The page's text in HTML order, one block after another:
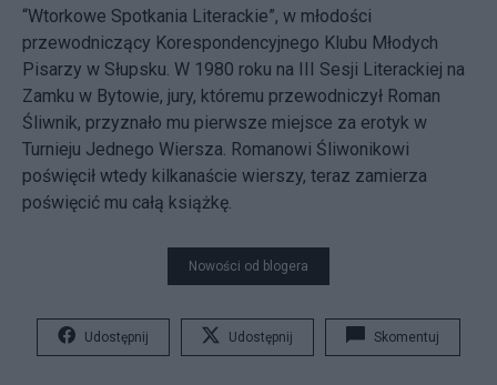
“Wtorkowe Spotkania Literackie”, w młodości
przewodniczący Korespondencyjnego Klubu Młodych
Pisarzy w Słupsku. W 1980 roku na III Sesji Literackiej na
Zamku w Bytowie, jury, któremu przewodniczył Roman
Śliwnik, przyznało mu pierwsze miejsce za erotyk w
Turnieju Jednego Wiersza. Romanowi Śliwonikowi
poświęcił wtedy kilkanaście wierszy, teraz zamierza
poświęcić mu całą książkę.
Nowości od blogera
Udostępnij Udostępnij Skomentuj